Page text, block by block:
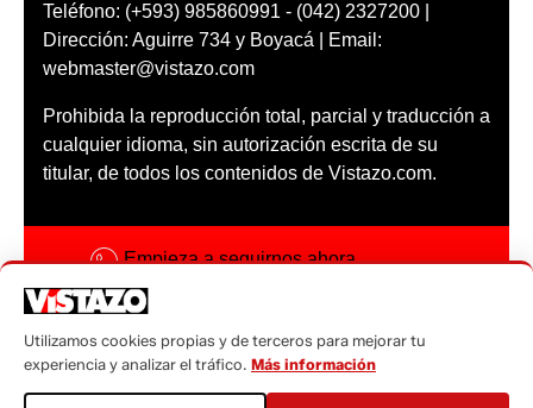
Teléfono: (+593) 985860991 - (042) 2327200 |
Dirección: Aguirre 734 y Boyacá | Email:
webmaster@vistazo.com
Prohibida la reproducción total, parcial y traducción a
cualquier idioma, sin autorización escrita de su
titular, de todos los contenidos de Vistazo.com.
Empieza a seguirnos ahora
Código ética
Sugerencias a:
Utilizamos cookies propias y de terceros para mejorar tu
experiencia y analizar el tráfico. Más información